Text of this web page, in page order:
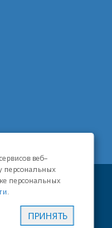
веб–
персональных
персональных
.
ПРИНЯТЬЛицензии